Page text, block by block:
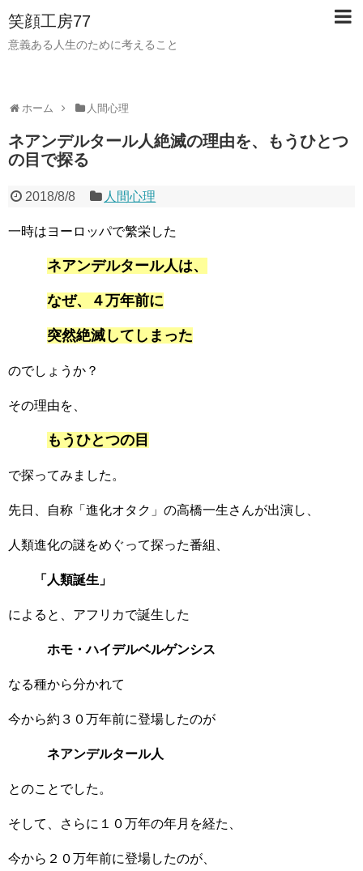
笑顔工房77
意義ある人生のために考えること
ホーム 人間心理
ネアンデルタール人絶滅の理由を、もうひとつ
の目で探る
2018/8/8 人間心理
一時はヨーロッパで繁栄した
ネアンデルタール人は、
なぜ、４万年前に
突然絶滅してしまった
のでしょうか？
その理由を、
もうひとつの目
で探ってみました。
先日、自称「進化オタク」の高橋一生さんが出演し、
人類進化の謎をめぐって探った番組、
「人類誕生」
によると、アフリカで誕生した
ホモ・ハイデルベルゲンシス
なる種から分かれて
今から約３０万年前に登場したのが
ネアンデルタール人
とのことでした。
そして、さらに１０万年の年月を経た、
今から２０万年前に登場したのが、